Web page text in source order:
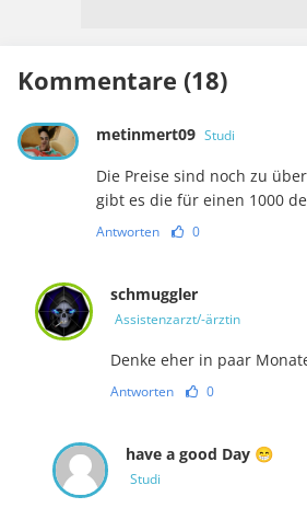
Kommentare (18)
metinmert09 Studi
Die Preise sind noch zu
gibt es die für einen 1000
Antworten 0
schmuggler
Assistenzarzt/-ärztin
Denke eher in paar
Antworten 0
have a good Day 😁
Studi